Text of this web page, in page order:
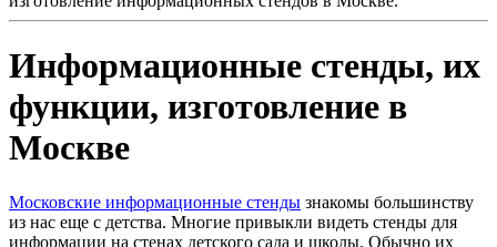
Информационные стенды, их
функции, изготовление в
Москве
Московские информационные стенды знакомы большинству
из нас еще с детства. Многие привыкли видеть стенды для
информации на стенах детского сада и школы. Обычно их